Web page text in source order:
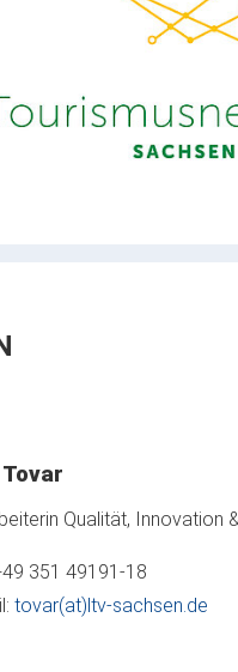
Qualität, Innovation
351 49191-18
tovar(at)ltv-sachsen.de